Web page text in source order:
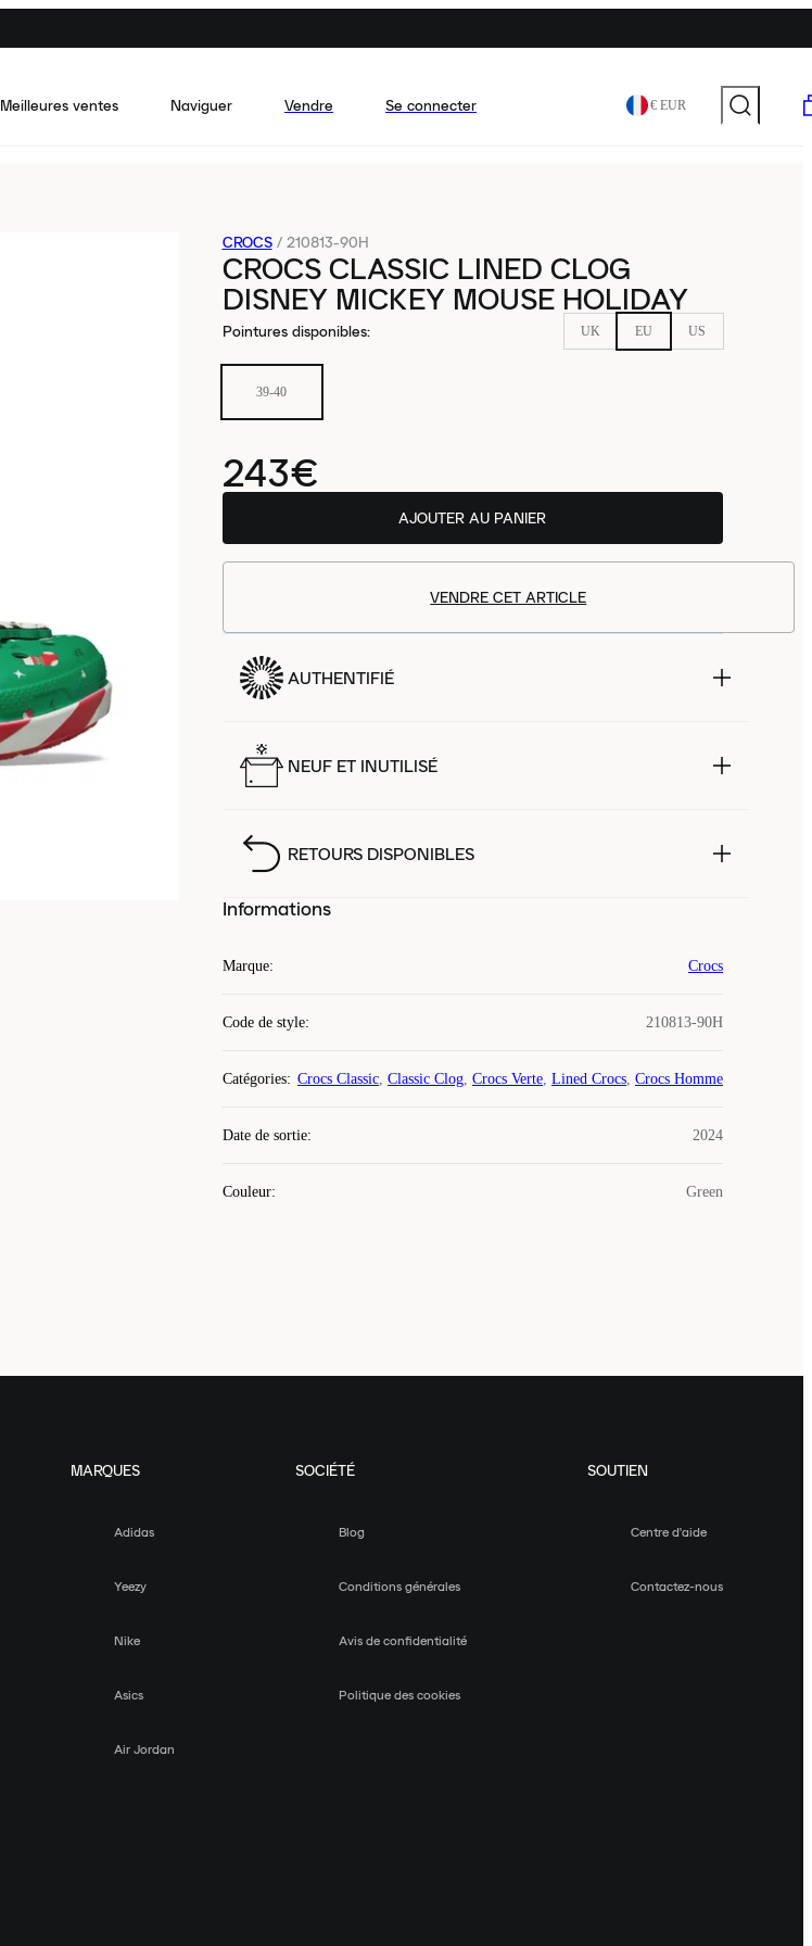
Meilleures ventes Naviguer Vendre Se connecter € EUR
CROCS / 210813-90H
CROCS CLASSIC LINED CLOG
DISNEY MICKEY MOUSE HOLIDAY
Pointures disponibles: UK EU US
39-40
243€
AJOUTER AU PANIER
VENDRE CET ARTICLE
AUTHENTIFIÉ
NEUF ET INUTILISÉ
RETOURS DISPONIBLES
Informations
Marque: Crocs
Code de style: 210813-90H
Catégories: Crocs Classic, Classic Clog, Crocs Verte, Lined Crocs, Crocs Homme
Date de sortie: 2024
Couleur: Green
MARQUES
Adidas
Yeezy
Nike
Asics
Air Jordan
SOCIÉTÉ
Blog
Conditions générales
Avis de confidentialité
Politique des cookies
SOUTIEN
Centre d'aide
Contactez-nous